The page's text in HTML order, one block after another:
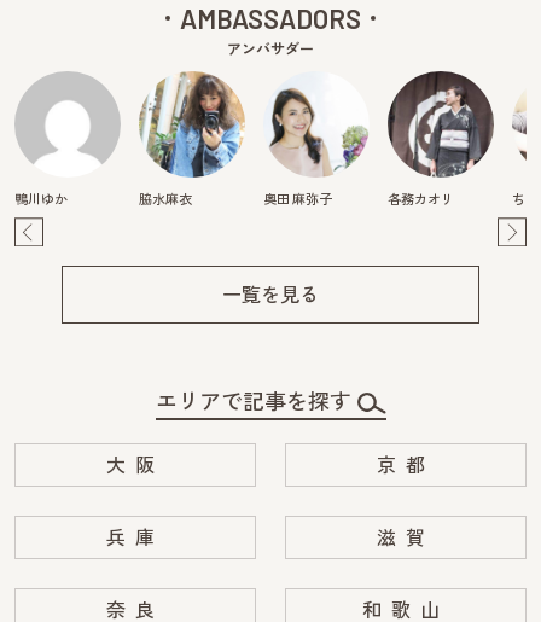
AMBASSADORS
アンバサダー
鴨川ゆか 脇水麻衣 奥田 麻弥子 各務カオリ ち
一覧を見る
エリアで記事を探す
大阪 京都
兵庫 滋賀
奈良 和歌山